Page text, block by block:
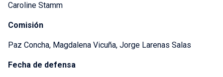
Caroline Stamm
Comisión
Paz Concha, Magdalena Vicuña, Jorge Larenas Salas
Fecha de defensa